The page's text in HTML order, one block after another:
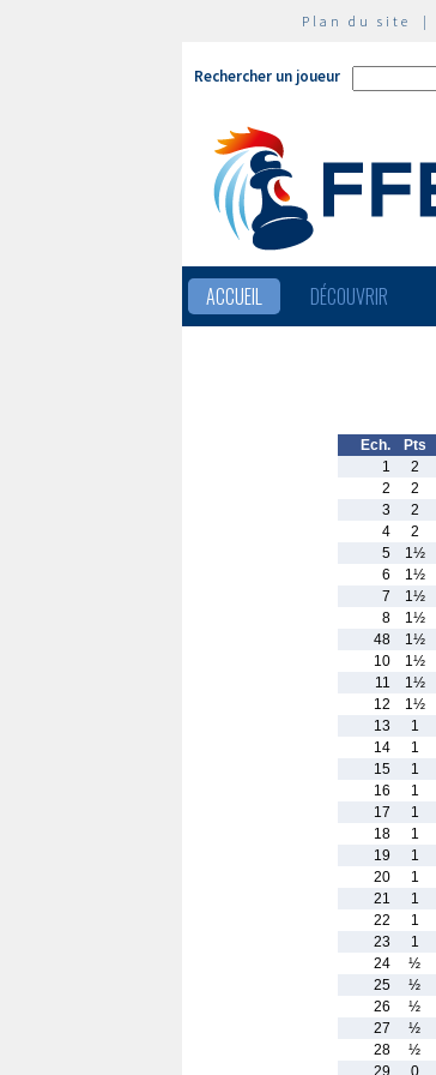
Plan du site |
Rechercher un joueur
ACCUEIL DÉCOUVRIR
Ech. Pts
1
2
2
2
3
2
4
2
5
1½
6
1½
7
1½
8
1½
48
1½
10
1½
11
1½
12
1½
13
1
14
1
15
1
16
1
17
1
18
1
19
1
20
1
21
1
22
1
23
1
24
½
25
½
26
½
27
½
28
½
29
0